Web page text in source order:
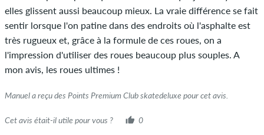
elles glissent aussi beaucoup mieux. La vraie différence se fait
sentir lorsque l'on patine dans des endroits où l'asphalte est
très rugueux et, grâce à la formule de ces roues, on a
l'impression d'utiliser des roues beaucoup plus souples. A
mon avis, les roues ultimes !
Manuel a reçu des Points Premium Club skatedeluxe pour cet avis.
Cet avis était-il utile pour vous ? 0